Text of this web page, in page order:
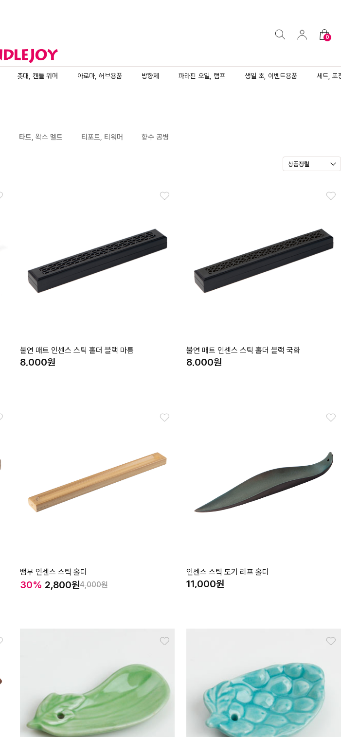
촛대, 캔들 워머 아로마, 허브용품 방향제 파라핀 오일, 램프 생일 초, 이벤트용품 세트, 포
0
타트, 왁스 멜트 티포트, 티워머 향수 공병
상품정렬
불연 매트 인센스 스틱 홀더 블랙 마름
8,000
불연 매트 인센스 스틱 홀더 블랙 국화
8,000
뱀부 인센스 스틱 홀더
2,800 4,000
30%
인센스 스틱 도기 리프 홀더
11,000